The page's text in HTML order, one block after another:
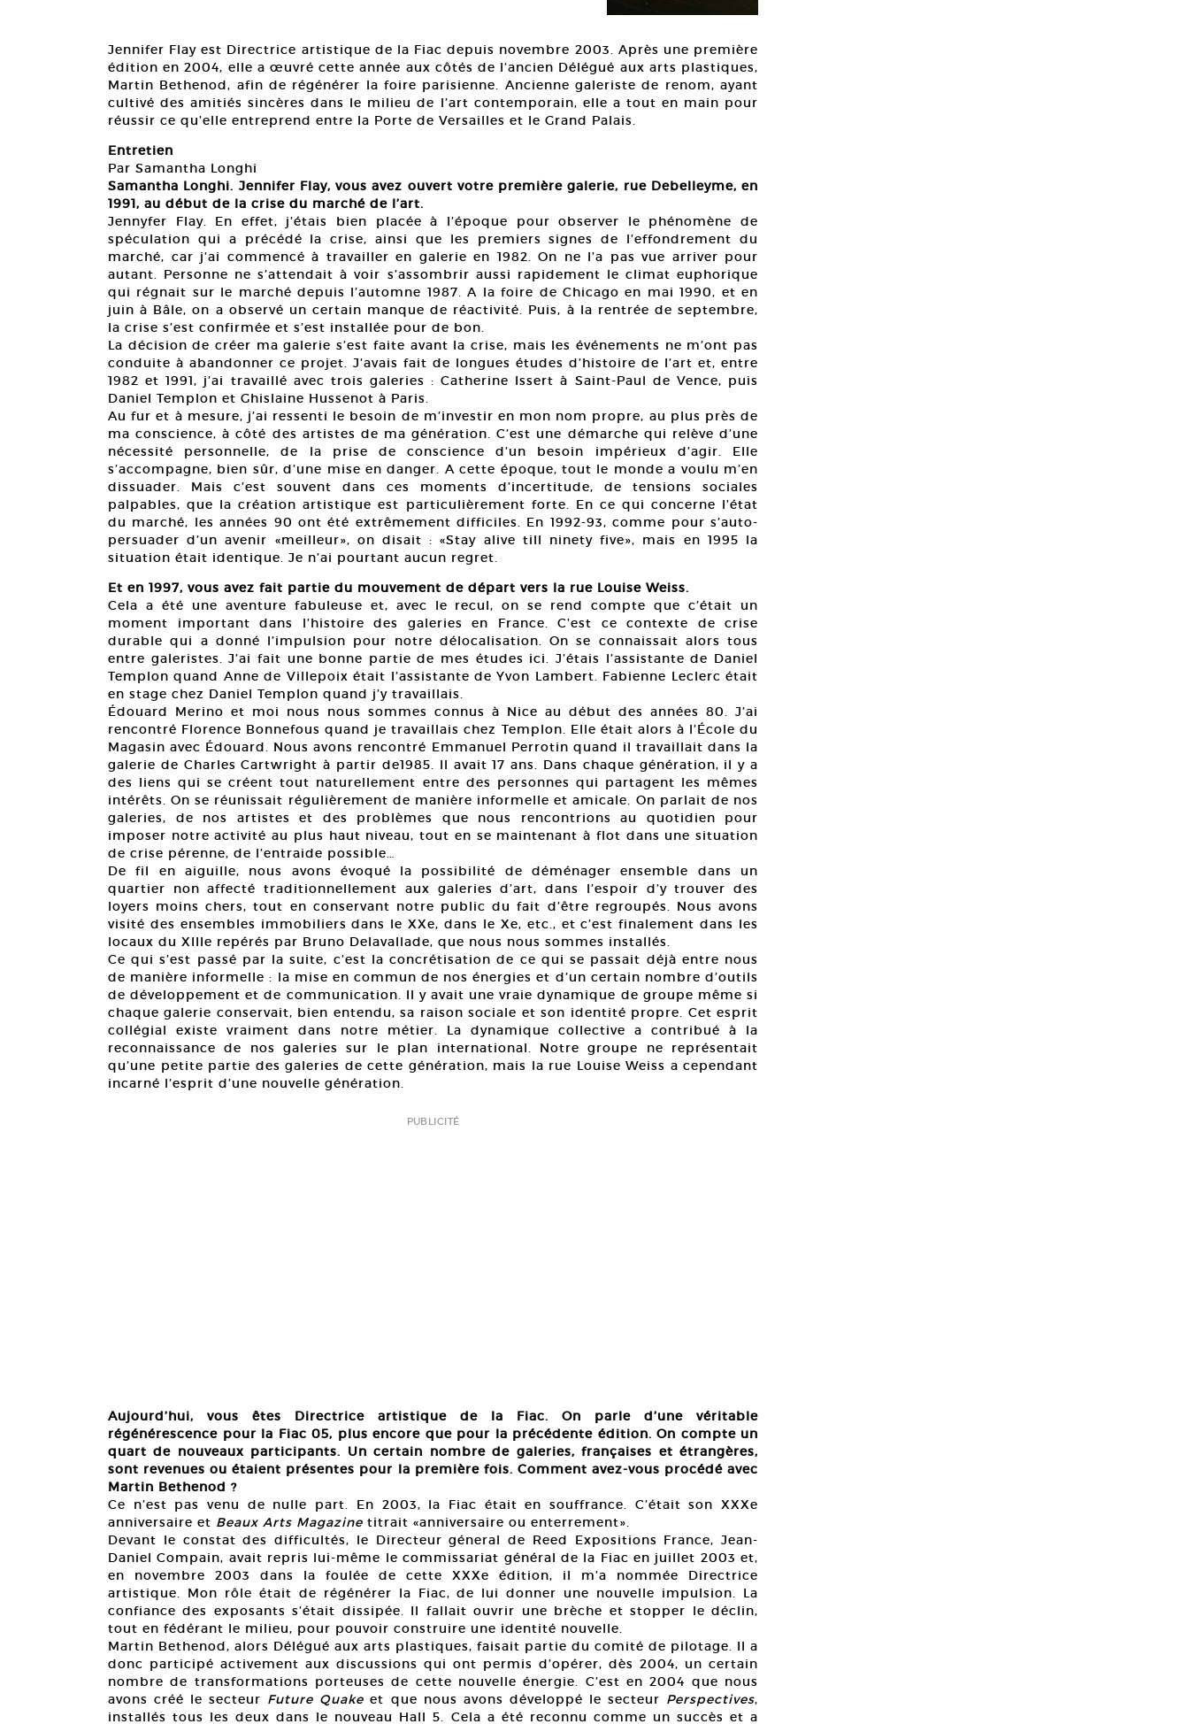
Jennifer Flay est Directrice artistique de la Fiac depuis novembre 2003. Après une première
édition en 2004, elle a œuvré cette année aux côtés de l’ancien Délégué aux arts plastiques,
Martin Bethenod, afin de régénérer la foire parisienne. Ancienne galeriste de renom, ayant
cultivé des amitiés sincères dans le milieu de l’art contemporain, elle a tout en main pour
réussir ce qu’elle entreprend entre la Porte de Versailles et le Grand Palais.
Entretien
Par Samantha Longhi
Samantha Longhi. Jennifer Flay, vous avez ouvert votre première galerie, rue Debelleyme, en
1991, au début de la crise du marché de l’art.
Jennyfer Flay. En effet, j’étais bien placée à l’époque pour observer le phénomène de
spéculation qui a précédé la crise, ainsi que les premiers signes de l’effondrement du
marché, car j’ai commencé à travailler en galerie en 1982. On ne l’a pas vue arriver pour
autant. Personne ne s’attendait à voir s’assombrir aussi rapidement le climat euphorique
qui régnait sur le marché depuis l’automne 1987. A la foire de Chicago en mai 1990, et en
juin à Bâle, on a observé un certain manque de réactivité. Puis, à la rentrée de septembre,
la crise s’est confirmée et s’est installée pour de bon.
La décision de créer ma galerie s’est faite avant la crise, mais les événements ne m’ont pas
conduite à abandonner ce projet. J’avais fait de longues études d’histoire de l’art et, entre
1982 et 1991, j’ai travaillé avec trois galeries : Catherine Issert à Saint-Paul de Vence, puis
Daniel Templon et Ghislaine Hussenot à Paris.
Au fur et à mesure, j’ai ressenti le besoin de m’investir en mon nom propre, au plus près de
ma conscience, à côté des artistes de ma génération. C’est une démarche qui relève d’une
nécessité personnelle, de la prise de conscience d’un besoin impérieux d’agir. Elle
s’accompagne, bien sûr, d’une mise en danger. A cette époque, tout le monde a voulu m’en
dissuader. Mais c’est souvent dans ces moments d’incertitude, de tensions sociales
palpables, que la création artistique est particulièrement forte. En ce qui concerne l’état
du marché, les années 90 ont été extrêmement difficiles. En 1992-93, comme pour s’auto-
persuader d’un avenir «meilleur», on disait : «Stay alive till ninety five», mais en 1995 la
situation était identique. Je n’ai pourtant aucun regret.
Et en 1997, vous avez fait partie du mouvement de départ vers la rue Louise Weiss.
Cela a été une aventure fabuleuse et, avec le recul, on se rend compte que c’était un
moment important dans l’histoire des galeries en France. C’est ce contexte de crise
durable qui a donné l’impulsion pour notre délocalisation. On se connaissait alors tous
entre galeristes. J’ai fait une bonne partie de mes études ici. J’étais l’assistante de Daniel
Templon quand Anne de Villepoix était l’assistante de Yvon Lambert. Fabienne Leclerc était
en stage chez Daniel Templon quand j’y travaillais.
Édouard Merino et moi nous nous sommes connus à Nice au début des années 80. J’ai
rencontré Florence Bonnefous quand je travaillais chez Templon. Elle était alors à l’École du
Magasin avec Édouard. Nous avons rencontré Emmanuel Perrotin quand il travaillait dans la
galerie de Charles Cartwright à partir de1985. Il avait 17 ans. Dans chaque génération, il y a
des liens qui se créent tout naturellement entre des personnes qui partagent les mêmes
intérêts. On se réunissait régulièrement de manière informelle et amicale. On parlait de nos
galeries, de nos artistes et des problèmes que nous rencontrions au quotidien pour
imposer notre activité au plus haut niveau, tout en se maintenant à flot dans une situation
de crise pérenne, de l’entraide possible…
De fil en aiguille, nous avons évoqué la possibilité de déménager ensemble dans un
quartier non affecté traditionnellement aux galeries d’art, dans l’espoir d’y trouver des
loyers moins chers, tout en conservant notre public du fait d’être regroupés. Nous avons
visité des ensembles immobiliers dans le XXe, dans le Xe, etc., et c’est finalement dans les
locaux du XIIIe repérés par Bruno Delavallade, que nous nous sommes installés.
Ce qui s’est passé par la suite, c’est la concrétisation de ce qui se passait déjà entre nous
de manière informelle : la mise en commun de nos énergies et d’un certain nombre d’outils
de développement et de communication. Il y avait une vraie dynamique de groupe même si
chaque galerie conservait, bien entendu, sa raison sociale et son identité propre. Cet esprit
collégial existe vraiment dans notre métier. La dynamique collective a contribué à la
reconnaissance de nos galeries sur le plan international. Notre groupe ne représentait
qu’une petite partie des galeries de cette génération, mais la rue Louise Weiss a cependant
incarné l’esprit d’une nouvelle génération.
PUBLICITÉ
Aujourd’hui, vous êtes Directrice artistique de la Fiac. On parle d’une véritable
régénérescence pour la Fiac 05, plus encore que pour la précédente édition. On compte un
quart de nouveaux participants. Un certain nombre de galeries, françaises et étrangères,
sont revenues ou étaient présentes pour la première fois. Comment avez-vous procédé avec
Martin Bethenod ?
Ce n’est pas venu de nulle part. En 2003, la Fiac était en souffrance. C’était son XXXe
anniversaire et Beaux Arts Magazine titrait «anniversaire ou enterrement».
Devant le constat des difficultés, le Directeur géneral de Reed Expositions France, Jean-
Daniel Compain, avait repris lui-même le commissariat général de la Fiac en juillet 2003 et,
en novembre 2003 dans la foulée de cette XXXe édition, il m’a nommée Directrice
artistique. Mon rôle était de régénérer la Fiac, de lui donner une nouvelle impulsion. La
confiance des exposants s’était dissipée. Il fallait ouvrir une brèche et stopper le déclin,
tout en fédérant le milieu, pour pouvoir construire une identité nouvelle.
Martin Bethenod, alors Délégué aux arts plastiques, faisait partie du comité de pilotage. Il a
donc participé activement aux discussions qui ont permis d’opérer, dès 2004, un certain
nombre de transformations porteuses de cette nouvelle énergie. C’est en 2004 que nous
avons créé le secteur Future Quake et que nous avons développé le secteur Perspectives,
installés tous les deux dans le nouveau Hall 5. Cela a été reconnu comme un succès et a